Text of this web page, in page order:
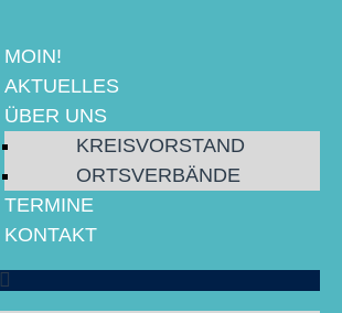
MOIN!
AKTUELLES
ÜBER UNS
KREISVORSTAND
ORTSVERBÄNDE
TERMINE
KONTAKT
UNS